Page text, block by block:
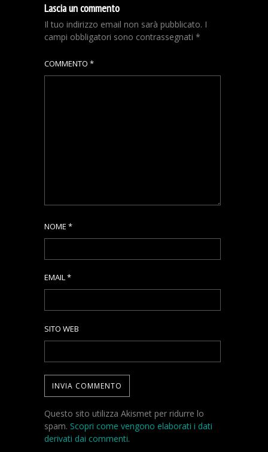
Lascia un commento
Il tuo indirizzo email non sarà pubblicato. I
campi obbligatori sono contrassegnati *
COMMENTO *
NOME *
EMAIL*
SITO WEB
Questo sito utilizza Akismet per ridurre lo
spam. Scopri come vengono elaborati i dati
derivati dai commenti.